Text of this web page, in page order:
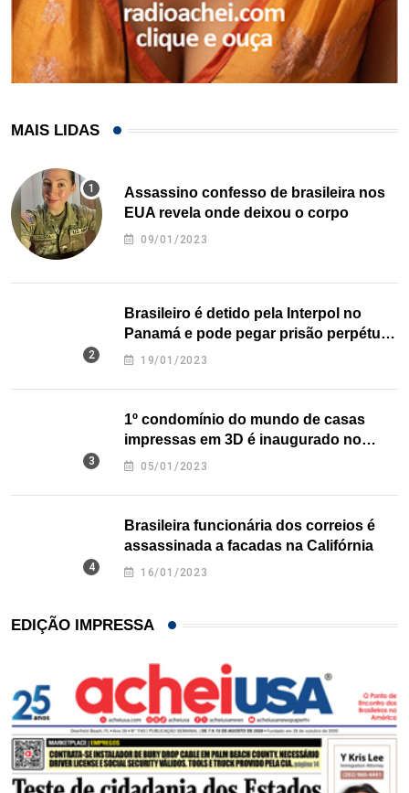
MAIS LIDAS
Assassino confesso de brasileira nos
EUA revela onde deixou o corpo
09/01/2023
Brasileiro é detido pela Interpol no
Panamá e pode pegar prisão perpétua
nos EUA
19/01/2023
1º condomínio do mundo de casas
impressas em 3D é inaugurado no
Texas
05/01/2023
Brasileira funcionária dos correios é
assassinada a facadas na Califórnia
16/01/2023
EDIÇÃO IMPRESSA